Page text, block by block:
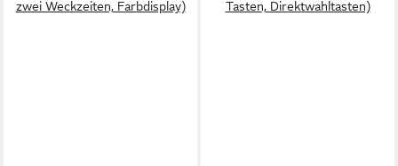
zwei Weckzeiten, Farbdisplay) Tasten, Direktwahltasten)